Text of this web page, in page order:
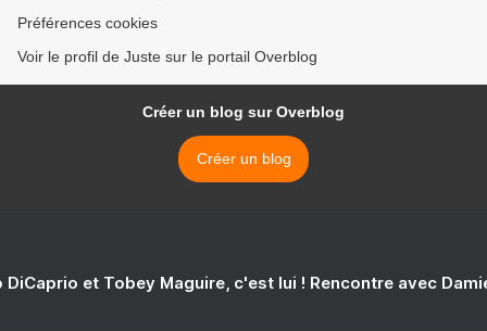
Préférences cookies
Voir le profil de Juste sur le portail Overblog
Créer un blog sur Overblog
Créer un blog
DiCaprio et Tobey Maguire, c'est lui ! Rencontre avec